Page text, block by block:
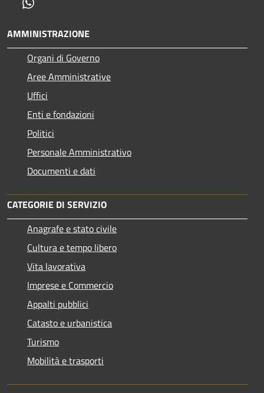
AMMINISTRAZIONE
Organi di Governo
Aree Amministrative
Uffici
Enti e fondazioni
Politici
Personale Amministrativo
Documenti e dati
CATEGORIE DI SERVIZIO
Anagrafe e stato civile
Cultura e tempo libero
Vita lavorativa
Imprese e Commercio
Appalti pubblici
Catasto e urbanistica
Turismo
Mobilità e trasporti